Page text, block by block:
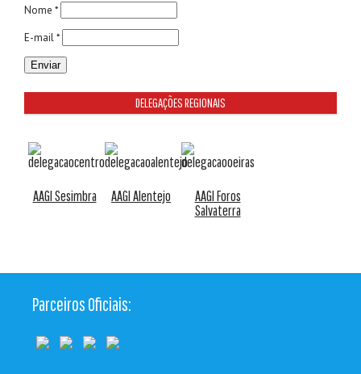
Nome *
E-mail *
DELEGAÇÕES REGIONAIS
AAGI Sesimbra AAGI Alentejo
AAGI Foros
Salvaterra
Parceiros Oficiais: